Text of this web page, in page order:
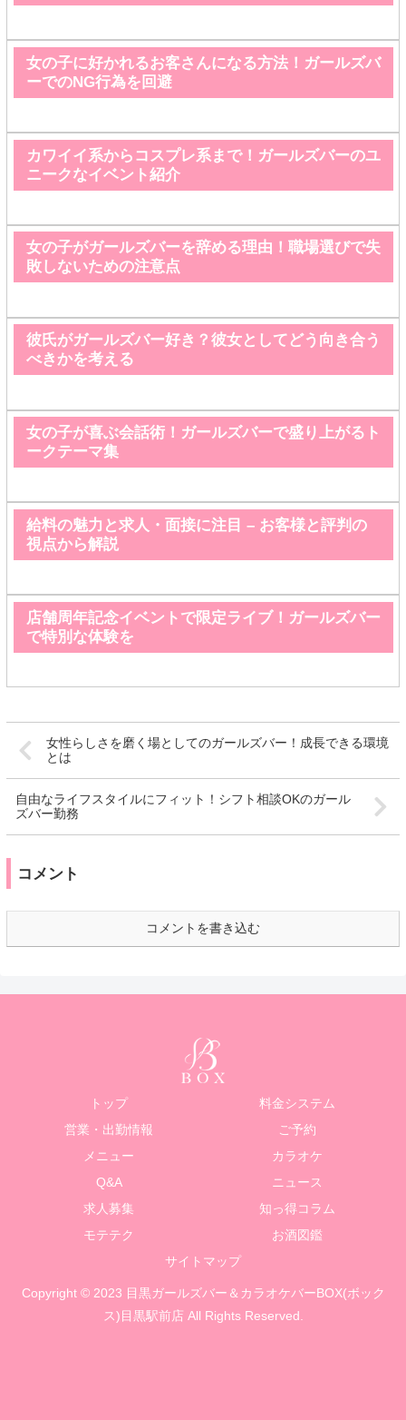
女の子に好かれるお客さんになる方法！ガールズバ
ーでのNG行為を回避
カワイイ系からコスプレ系まで！ガールズバーのユ
ニークなイベント紹介
女の子がガールズバーを辞める理由！職場選びで失
敗しないための注意点
彼氏がガールズバー好き？彼女としてどう向き合う
べきかを考える
女の子が喜ぶ会話術！ガールズバーで盛り上がるト
ークテーマ集
給料の魅力と求人・面接に注目 – お客様と評判の
視点から解説
店舗周年記念イベントで限定ライブ！ガールズバー
で特別な体験を
女性らしさを磨く場としてのガールズバー！成長できる環境
とは
自由なライフスタイルにフィット！シフト相談OKのガール
ズバー勤務
コメント
コメントを書き込む
トップ
料金システム
営業・出勤情報
ご予約
メニュー
カラオケ
Q&A
ニュース
求人募集
知っ得コラム
モテテク
お酒図鑑
サイトマップ
Copyright © 2023 目黒ガールズバー＆カラオケバーBOX(ボック
ス)目黒駅前店 All Rights Reserved.